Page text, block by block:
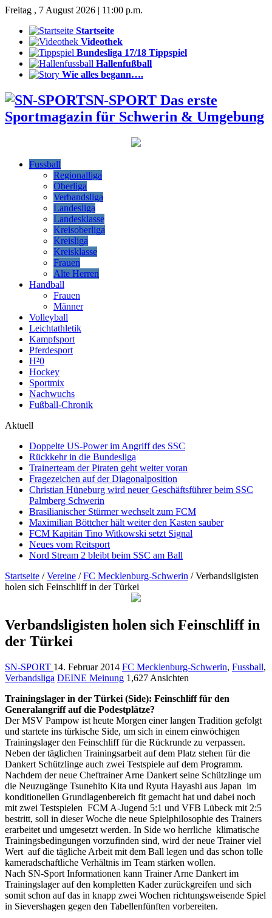
Freitag , 7 August 2026 | 11:00 p.m.
Startseite
Videothek
Bundesliga 17/18 Tippspiel
Hallenfußball
Wie alles begann….
SN-SPORT Das erste
Sportmagazin für Schwerin & Umgebung
Fussball
Regionalliga
Oberliga
Verbandsliga
Landesliga
Landesklasse
Kreisoberliga
Kreisliga
Kreisklasse
Frauen
Alte Herren
Handball
Frauen
Männer
Volleyball
Leichtathletik
Kampfsport
Pferdesport
H²0
Hockey
Sportmix
Nachwuchs
Fußball-Chronik
Aktuell
Doppelte US-Power im Angriff des SSC
Rückkehr in die Bundesliga
Trainerteam der Piraten geht weiter voran
Fragezeichen auf der Diagonalposition
Christian Hüneburg wird neuer Geschäftsführer beim SSC
Palmberg Schwerin
Brasilianischer Stürmer wechselt zum FCM
Maximilian Böttcher hält weiter den Kasten sauber
FCM Kapitän Tino Witkowski setzt Signal
Neues vom Reitsport
Nord Stream 2 bleibt beim SSC am Ball
Startseite / Vereine / FC Mecklenburg-Schwerin / Verbandsligisten
holen sich Feinschliff in der Türkei
Verbandsligisten holen sich Feinschliff in
der Türkei
SN-SPORT 14. Februar 2014 FC Mecklenburg-Schwerin, Fussball,
Verbandsliga DEINE Meinung 1,627 Ansichten
Trainingslager in der Türkei (Side): Feinschliff für den
Generalangriff auf die Podestplätze?
Der MSV Pampow ist heute Morgen einer langen Tradition gefolgt
und startete ins türkische Side, um sich in einem einwöchigen
Trainingslager den Feinschliff für die Rückrunde zu verpassen.
Neben der täglichen Trainingsarbeit auf dem Platz stehen für die
Dankert Schützlinge auch zwei Testspiele auf dem Programm.
Nachdem der neue Cheftrainer Arne Dankert seine Schützlinge um
die Neuzugänge Tsunehito Kita und Ryuta Hayashi aus Japan im
konditionellen Grundlagenbereich fit gemacht hat und dabei noch
mit zwei Testspielen FCM A-Jugend 5:1 und VFB Lübeck mit 2:5
bestritt, soll in dieser Woche die neue Spielphilosophie des Trainers
erarbeitet und umgesetzt werden. In Side wo herrliche klimatische
Trainingsbedingungen vorzufinden sind, wird der neue Trainer viel
Wert auf die tägliche Arbeit mit dem Ball legen und das schon tolle
kameradschaftliche Verhältnis im Team stärken wollen.
Nach SN-Sport Informationen kann Trainer Arne Dankert im
Trainingslager auf den kompletten Kader zurückgreifen und sich
somit schon auf das in knapp zwei Wochen richtungsweisende Spiel
in Sievershagen gegen den Tabellenfünften vorbereiten.